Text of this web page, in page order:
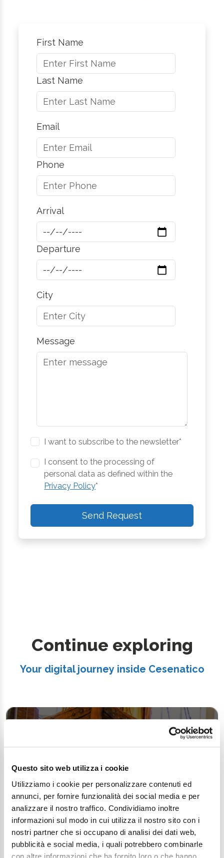
Questo sito web utilizza i cookie
Utilizziamo i cookie per personalizzare contenuti ed
annunci, per fornire funzionalità dei social media e per
analizzare il nostro traffico. Condividiamo inoltre
informazioni sul modo in cui utilizza il nostro sito con i
nostri partner che si occupano di analisi dei dati web,
pubblicità e social media, i quali potrebbero combinarle
con altre informazioni che ha fornito loro o che hanno
First Name
Last Name
Email
Phone
Arrival
Departure
City
Message
I want to subscribe to the newsletter*
I consent to the processing of
personal data as defined within the
Privacy Policy*
Send Request
Continue exploring
Your digital journey inside Cesenatico